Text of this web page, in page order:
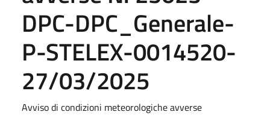
DPC-DPC_Generale-
P-STELEX-0014520-
27/03/2025
Avviso di condizioni meteorologiche avverse